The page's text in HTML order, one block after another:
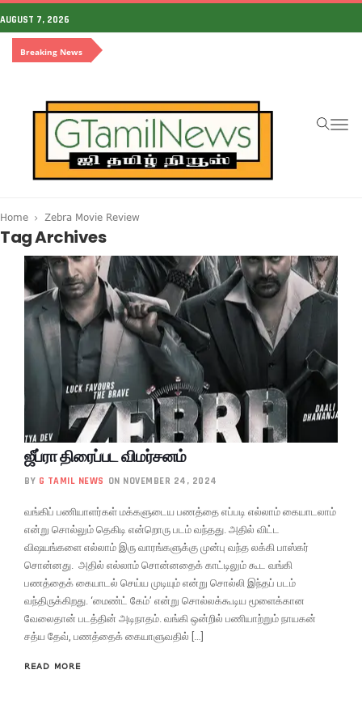
AUGUST 7, 2026
Breaking News
Home Zebra Movie Review
Tag Archives
ஜீப்ரா திரைப்பட விமர்சனம்
BY G TAMIL NEWS ON NOVEMBER 24, 2024
வங்கிப் பணியாளர்கள் மக்களுடைய பணத்தை எப்படி எல்லாம் கையாடலாம்
என்று சொல்லும் தெகிடி என்றொரு படம் வந்தது. அதில் விட்ட
விஷயங்களை எல்லாம் இரு வாரங்களுக்கு முன்பு வந்த லக்கி பாஸ்கர்
சொன்னது. அதில் எல்லாம் சொன்னதைக் காட்டிலும் கூட வங்கி
பணத்தைக் கையாடல் செய்ய முடியும் என்று சொல்லி இந்தப் படம்
வந்திருக்கிறது. ‘மைண்ட் கேம்’ என்று சொல்லக்கூடிய மூளைக்கான
வேலைதான் படத்தின் அடிநாதம். வங்கி ஒன்றில் பணியாற்றும் நாயகன்
சத்ய தேவ், பணத்தைக் கையாளுவதில் […]
READ MORE